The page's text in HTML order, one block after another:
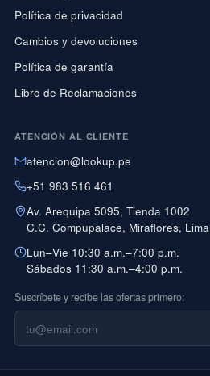
Política de privacidad
Cambios y devoluciones
Política de garantía
Libro de Reclamaciones
ATENCIÓN AL CLIENTE
atencion@lookup.pe
+51 983 516 461
Av. Arequipa 5095, Tienda 1002
C.C. Compupalace, Miraflores, Lima
Lun–Vie 10:30 a.m.–7:00 p.m.
Sábados 11:30 a.m.–4:00 p.m.
Suscríbete y recibe las ofertas primero: